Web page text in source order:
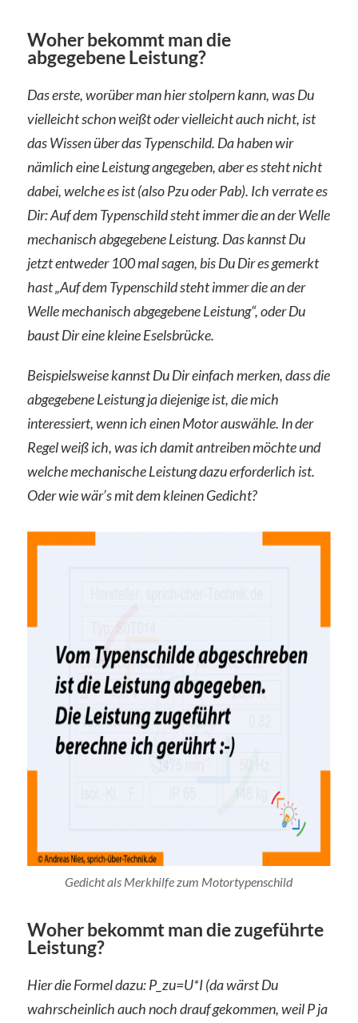
Woher bekommt man die
abgegebene Leistung?
Das erste, worüber man hier stolpern kann, was Du
vielleicht schon weißt oder vielleicht auch nicht, ist
das Wissen über das Typenschild. Da haben wir
nämlich eine Leistung angegeben, aber es steht nicht
dabei, welche es ist (also Pzu oder Pab). Ich verrate es
Dir: Auf dem Typenschild steht immer die an der Welle
mechanisch abgegebene Leistung. Das kannst Du
jetzt entweder 100 mal sagen, bis Du Dir es gemerkt
hast „Auf dem Typenschild steht immer die an der
Welle mechanisch abgegebene Leistung“, oder Du
baust Dir eine kleine Eselsbrücke.
Beispielsweise kannst Du Dir einfach merken, dass die
abgegebene Leistung ja diejenige ist, die mich
interessiert, wenn ich einen Motor auswähle. In der
Regel weiß ich, was ich damit antreiben möchte und
welche mechanische Leistung dazu erforderlich ist.
Oder wie wär’s mit dem kleinen Gedicht?
Gedicht als Merkhilfe zum Motortypenschild
Woher bekommt man die zugeführte
Leistung?
Hier die Formel dazu: P_zu=U*I (da wärst Du
wahrscheinlich auch noch drauf gekommen, weil P ja